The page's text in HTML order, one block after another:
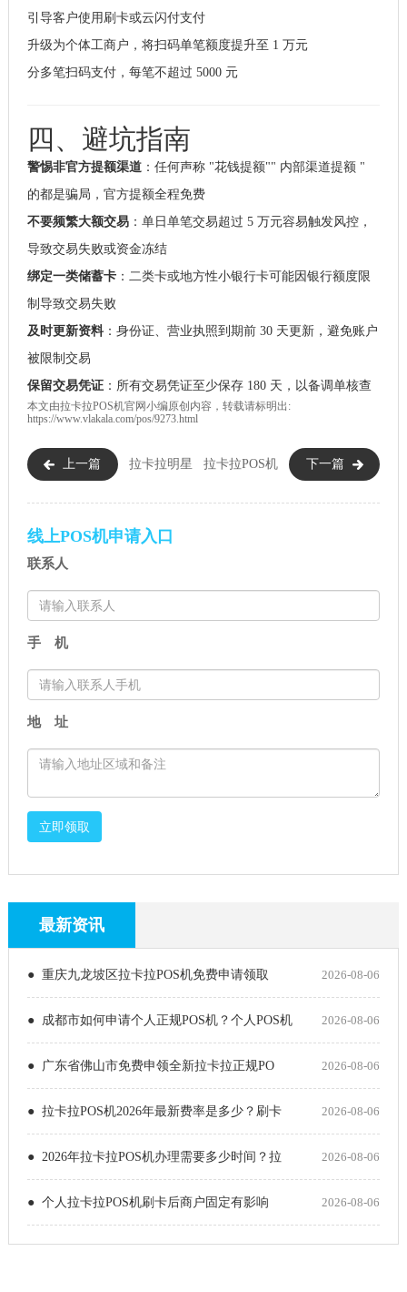
引导客户使用刷卡或云闪付支付
升级为个体工商户，将扫码单笔额度提升至 1 万元
分多笔扫码支付，每笔不超过 5000 元
四、避坑指南
警惕非官方提额渠道：任何声称 "花钱提额"" 内部渠道提额 "
的都是骗局，官方提额全程免费
不要频繁大额交易：单日单笔交易超过 5 万元容易触发风控，
导致交易失败或资金冻结
绑定一类储蓄卡：二类卡或地方性小银行卡可能因银行额度限
制导致交易失败
及时更新资料：身份证、营业执照到期前 30 天更新，避免账户
被限制交易
保留交易凭证：所有交易凭证至少保存 180 天，以备调单核查
本文由拉卡拉POS机官网小编原创内容，转载请标明出:
https://www.vlakala.com/pos/9273.html
上一篇 拉卡拉明星
Pro
下一篇
拉卡拉POS机
线上POS机申请入口
联系人
手 机
地 址
立即领取
最新资讯
● 重庆九龙坡区拉卡拉POS机免费申请领取 2026-08-06
● 成都市如何申请个人正规POS机？个人POS机 2026-08-06
● 广东省佛山市免费申领全新拉卡拉正规PO 2026-08-06
● 拉卡拉POS机2026年最新费率是多少？刷卡 2026-08-06
● 2026年拉卡拉POS机办理需要多少时间？拉 2026-08-06
● 个人拉卡拉POS机刷卡后商户固定有影响 2026-08-06